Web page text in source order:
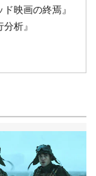
映画の終焉』
析』